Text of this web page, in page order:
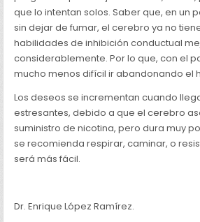
que lo intentan solos. Saber que, en un
sin dejar de fumar, el cerebro ya no
habilidades de inhibición conductual
considerablemente. Por lo que, con el
mucho menos difícil ir abandonando el
Los deseos se incrementan cuando
estresantes, debido a que el cerebro
suministro de nicotina, pero dura muy
se recomienda respirar, caminar, o
será más fácil.
Dr. Enrique López Ramírez.